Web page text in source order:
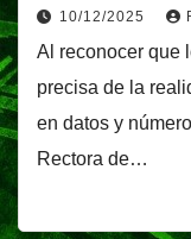
10/12/2025
Al reconocer que
precisa de la
en datos y
Rectora de…